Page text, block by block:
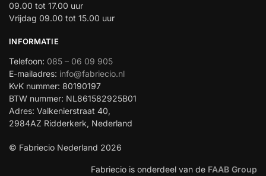
09.00 tot 17.00 uur
Vrijdag 09.00 tot 15.00 uur
INFORMATIE
Telefoon: 085 – 06 09 905
E-mailadres: info@fabriecio.nl
KvK nummer: 80190197
BTW nummer: NL861582925B01
Adres: Valkenierstraat 40,
2984AZ Ridderkerk, Nederland
© Fabriecio Nederland 2026
Fabriecio is onderdeel van de FAAB Group